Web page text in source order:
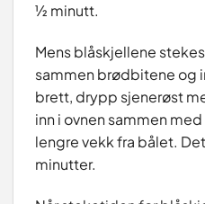
½ minutt.
Mens blåskjellene
sammen brødbitene og
brett, drypp sjenerøst
inn i ovnen sammen
lengre vekk fra bålet.
minutter.